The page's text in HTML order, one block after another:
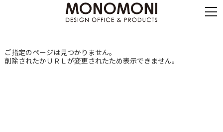
ご指定のページは見つかりません。
削除されたかＵＲＬが変更されたため表示できません。